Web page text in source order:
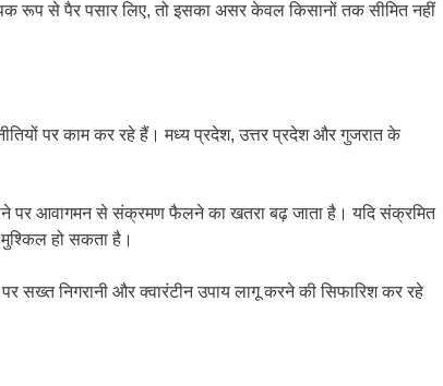
रूप से पैर पसार लिए, तो इसका असर केवल किसानों तक सीमित नहीं
पर काम कर रहे हैं। मध्य प्रदेश, उत्तर प्रदेश और गुजरात के
पर आवागमन से संक्रमण फैलने का खतरा बढ़ जाता है। यदि संक्रमित
मुश्किल हो सकता है।
पर सख्त निगरानी और क्वारंटीन उपाय लागू करने की सिफारिश कर रहे